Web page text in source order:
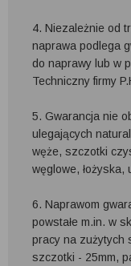
4. Niezależnie od
naprawa podlega
do naprawy lub w
Techniczny firmy
5. Gwarancja nie
ulegających
węże, szczotki
węglowe, łożyska,
6. Naprawom
powstałe m.in. w
pracy na zużytych
szczotki - 25mm,